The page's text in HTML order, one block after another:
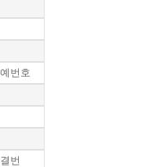
번호
번